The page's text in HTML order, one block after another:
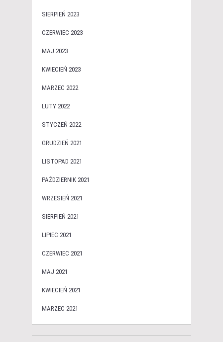
SIERPIEŃ 2023
CZERWIEC 2023
MAJ 2023
KWIECIEŃ 2023
MARZEC 2022
LUTY 2022
STYCZEŃ 2022
GRUDZIEŃ 2021
LISTOPAD 2021
PAŹDZIERNIK 2021
WRZESIEŃ 2021
SIERPIEŃ 2021
LIPIEC 2021
CZERWIEC 2021
MAJ 2021
KWIECIEŃ 2021
MARZEC 2021